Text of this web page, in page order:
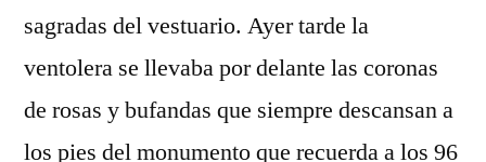
sagradas del vestuario. Ayer tarde la
ventolera se llevaba por delante las coronas
de rosas y bufandas que siempre descansan a
los pies del monumento que recuerda a los 96